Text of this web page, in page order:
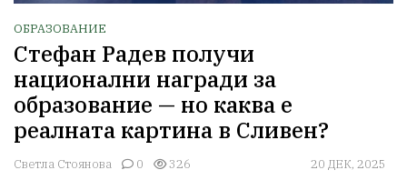
ОБРАЗОВАНИЕ
Стефан Радев получи
национални награди за
образование — но каква е
реалната картина в Сливен?
Светла Стоянова 0 326 20 ДЕК, 2025